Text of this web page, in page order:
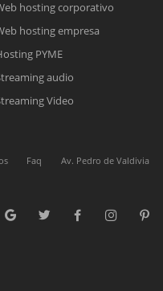
electrónico con el enlace a
online.
a la brevedad.
con sus datos personales.
hosting corporativo
hosting empresa
PYME
audio
Video
Faq
Av. Pedro de Valdivia